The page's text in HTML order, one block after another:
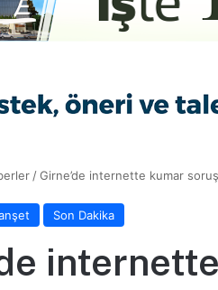
/Girne’de internette kumar
Son Dakika